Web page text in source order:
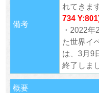
備考
れてきま
734
・2022
た世界イ
は、3月9
終了しま
概要